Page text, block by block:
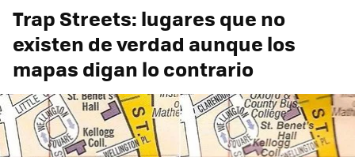
Trap Streets: lugares que no
existen de verdad aunque los
mapas digan lo contrario